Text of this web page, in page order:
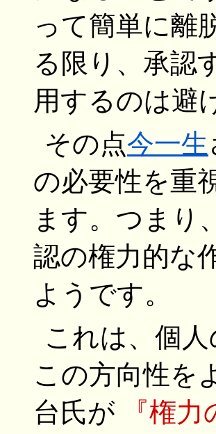
って簡単に離
る限り、承認
用するのは避
その点今一生
の必要性を重
ます。つまり
認の権力的な
ようです。
これは、個
この方向性を
台氏が 『権